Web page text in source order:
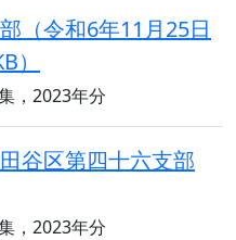
（令和6年11月25日
）
，2023年分
谷区第四十六支部
，2023年分